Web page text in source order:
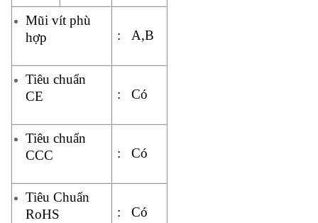
Mũi vít phù
hợp
: A,B
Tiêu chuẩn
CE
: Có
Tiêu chuẩn
CCC
: Có
Tiêu Chuẩn
RoHS
: Có